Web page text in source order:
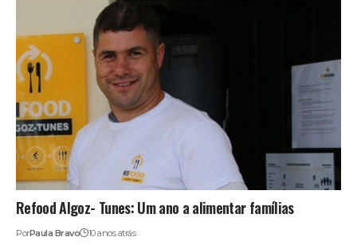
Refood Algoz- Tunes: Um ano a alimentar famílias
PorPaula Bravo 10 anos atrás